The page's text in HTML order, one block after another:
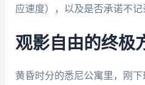
应速度），以及是否承诺不记
观影自由的终极
黄昏时分的悉尼公寓里，刚